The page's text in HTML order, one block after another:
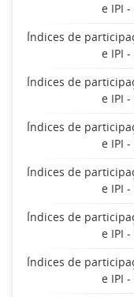
e IPI
Índices de
e IPI
Índices de
e IPI
Índices de
e IPI
Índices de
e IPI
Índices de
e IPI
Índices de
e IPI